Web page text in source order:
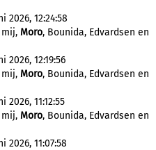
2026, 12:24:58
Moro, Bounida, Edvardsen en
12:19:56
Moro, Bounida, Edvardsen en
11:12:55
Moro, Bounida, Edvardsen en
2026, 11:07:58